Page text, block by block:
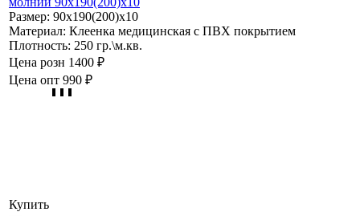
Размер: 90х190(200)х10
Материал: Клеенка медицинская с ПВХ покрытием
Плотность: 250 гр.\м.кв.
Цена розн 1400 ₽
Цена опт 990 ₽
Купить